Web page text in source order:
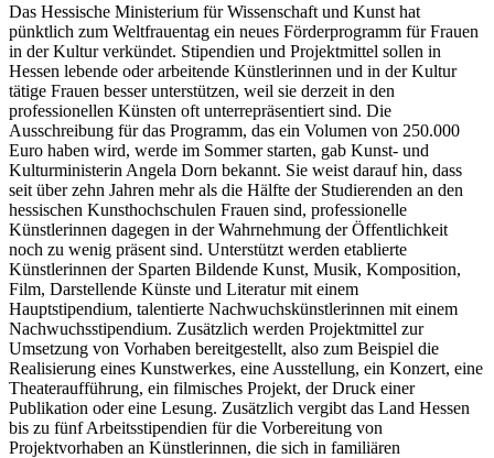
Das Hessische Ministerium für Wissenschaft und Kunst hat
pünktlich zum Weltfrauentag ein neues Förderprogramm für Frauen
in der Kultur verkündet. Stipendien und Projektmittel sollen in
Hessen lebende oder arbeitende Künstlerinnen und in der Kultur
tätige Frauen besser unterstützen, weil sie derzeit in den
professionellen Künsten oft unterrepräsentiert sind. Die
Ausschreibung für das Programm, das ein Volumen von 250.000
Euro haben wird, werde im Sommer starten, gab Kunst- und
Kulturministerin Angela Dorn bekannt. Sie weist darauf hin, dass
seit über zehn Jahren mehr als die Hälfte der Studierenden an den
hessischen Kunsthochschulen Frauen sind, professionelle
Künstlerinnen dagegen in der Wahrnehmung der Öffentlichkeit
noch zu wenig präsent sind. Unterstützt werden etablierte
Künstlerinnen der Sparten Bildende Kunst, Musik, Komposition,
Film, Darstellende Künste und Literatur mit einem
Hauptstipendium, talentierte Nachwuchskünstlerinnen mit einem
Nachwuchsstipendium. Zusätzlich werden Projektmittel zur
Umsetzung von Vorhaben bereitgestellt, also zum Beispiel die
Realisierung eines Kunstwerkes, eine Ausstellung, ein Konzert, eine
Theateraufführung, ein filmisches Projekt, der Druck einer
Publikation oder eine Lesung. Zusätzlich vergibt das Land Hessen
bis zu fünf Arbeitsstipendien für die Vorbereitung von
Projektvorhaben an Künstlerinnen, die sich in familiären